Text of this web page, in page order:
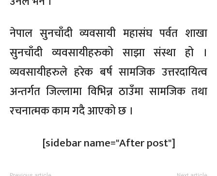
नेपाल सुनचाँदी व्यवसायी महासंघ पर्वत शाखा
सुनचाँदी व्यवसायीहरुको साझा संस्था हो ।
व्यवसायीहरुले हरेक बर्ष सामजिक उत्तरदायित्व
अन्तर्गत जिल्लामा विभिन्न ठाउँमा सामजिक तथा
रचनात्मक काम गदै आएको छ ।
[sidebar name="After post"]